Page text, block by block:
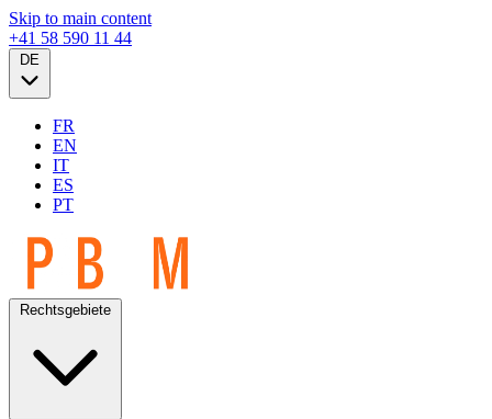
Skip to main content
+41 58 590 11 44
FR
EN
IT
ES
PT